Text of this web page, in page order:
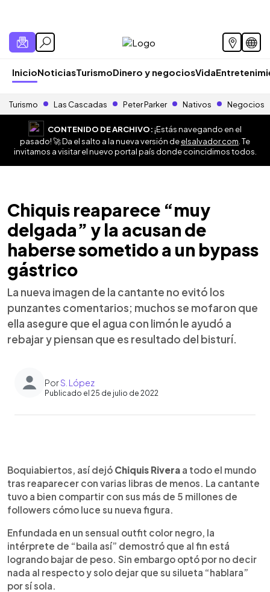
InicioNoticiasTurismoDinero y negociosVida
Turismo Las Cascadas Peter Parker Nativos Negocios
CONTENIDO DE ARCHIVO:¡Estás navegando en el
pasado! 🚀 Da el salto a la nueva versión deelsalvador.com . Te
invitamos a visitar el nuevo portal país donde coincidimos todos.
Chiquis reaparece “muy
delgada” y la acusan de
haberse sometido a un bypass
gástrico
La nueva imagen de la cantante no evitó los
punzantes comentarios; muchos se mofaron que
ella asegure que el agua con limón le ayudó a
rebajar y piensan que es resultado del bisturí.
PorS. López
Publicado el 25 de julio de 2022
► Escuchar artículo
Boquiabiertos, así dejó Chiquis Rivera a todo el mundo
tras reaparecer con varias libras de menos. La cantante
tuvo a bien compartir con sus más de 5 millones de
followers cómo luce su nueva figura.
Enfundada en un sensual outfit color negro, la
intérprete de “baila así” demostró que al fin está
logrando bajar de peso. Sin embargo optó por no decir
nada al respecto y solo dejar que su silueta “hablara”
por sí sola.